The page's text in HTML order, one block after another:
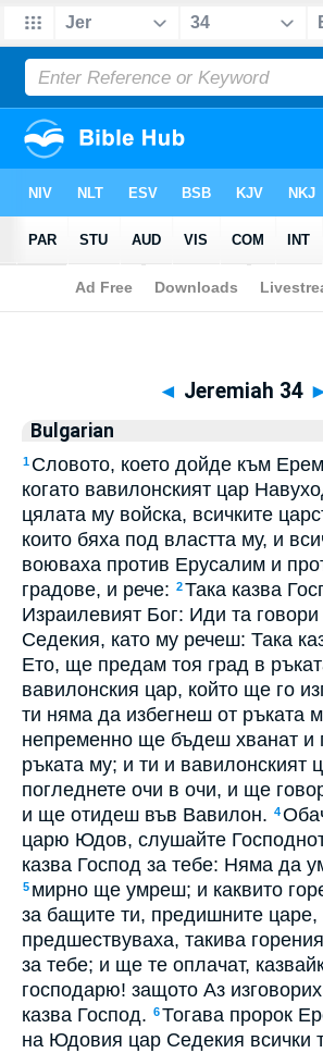
Biblia> Bulgarian> Jeremiah 34
◄ Jeremiah 34
Bulgarian
1 Словото, което дойде към
когато вавилонският цар
цялата му войска, всичките
които бяха под властта му, и
воюваха против Ерусалим и
градове, и рече: 2Така казва
Израилевият Бог: Иди та
Седекия, като му речеш: Така
Ето, ще предам тоя град в
вавилонския цар, който ще го
ти няма да избегнеш от ръката
непременно ще бъдеш хванат и
ръката му; и ти и вавилонският
погледнете очи в очи, и ще
и ще отидеш във Вавилон. 4
царю Юдов, слушайте
казва Господ за тебе: Няма да
5 мирно ще умреш; и каквито
за бащите ти, предишните царе,
предшествуваха, такива
за тебе; и ще те оплачат,
господарю! защото Аз
казва Господ. 6Тогава пророк
на Юдовия цар Седекия всички